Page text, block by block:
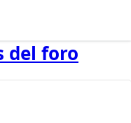
del foro